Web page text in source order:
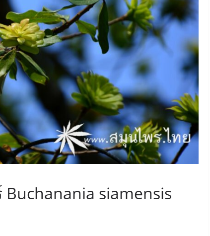
siamensis